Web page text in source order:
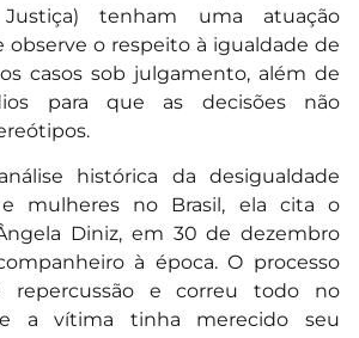
tenham uma atuação
o respeito à igualdade de
casos sob julgamento, além de
para que as decisões não
histórica da desigualdade
mulheres no Brasil, ela cita o
Diniz, em 30 de dezembro
à época. O processo
repercussão e correu todo no
a vítima tinha merecido seu